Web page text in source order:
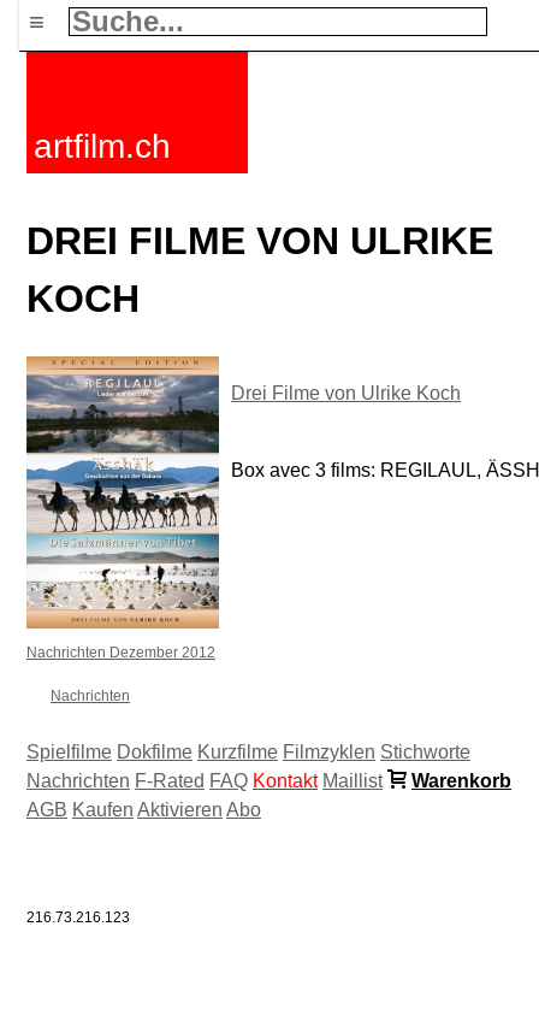
≡
artfilm.ch
DREI FILME VON ULRIKE
KOCH
Drei Filme von Ulrike Koch
Box avec 3 films: REGILAUL,
Nachrichten Dezember 2012
Nachrichten
Spielfilme Dokfilme Kurzfilme Filmzyklen Stichworte
Nachrichten F-Rated FAQ Kontakt Maillist
Warenkorb
AGB Kaufen Aktivieren Abo
216.73.216.123